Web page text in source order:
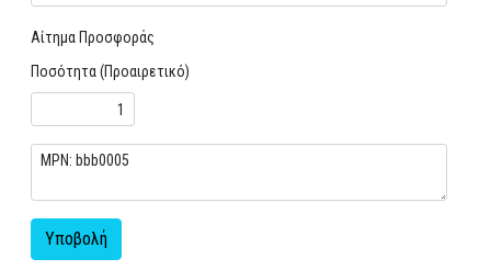
Αίτημα Προσφοράς
Ποσότητα (Προαιρετικό)
Υποβολή